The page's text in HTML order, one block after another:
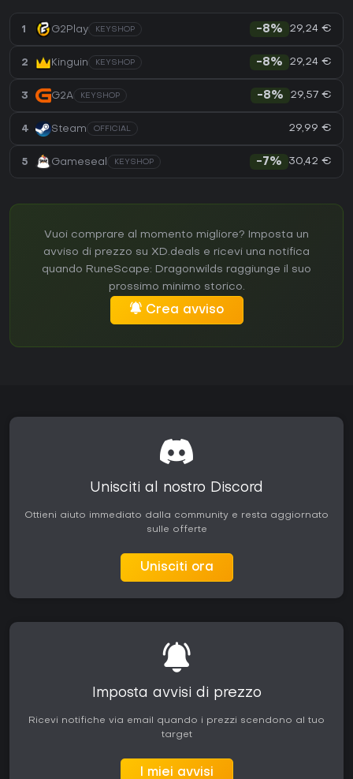
1 G2Play KEYSHOP -8% 29,24 €
2 Kinguin KEYSHOP -8% 29,24 €
3 G2A KEYSHOP -8% 29,57 €
4 Steam OFFICIAL 29,99 €
5 Gameseal KEYSHOP -7% 30,42 €
Vuoi comprare al momento migliore? Imposta un
avviso di prezzo su XD.deals e ricevi una notifica
quando RuneScape: Dragonwilds raggiunge il suo
prossimo minimo storico.
Crea avviso
Unisciti al nostro Discord
Ottieni aiuto immediato dalla community e resta aggiornato
sulle offerte
Unisciti ora
Imposta avvisi di prezzo
Ricevi notifiche via email quando i prezzi scendono al tuo
target
I miei avvisi